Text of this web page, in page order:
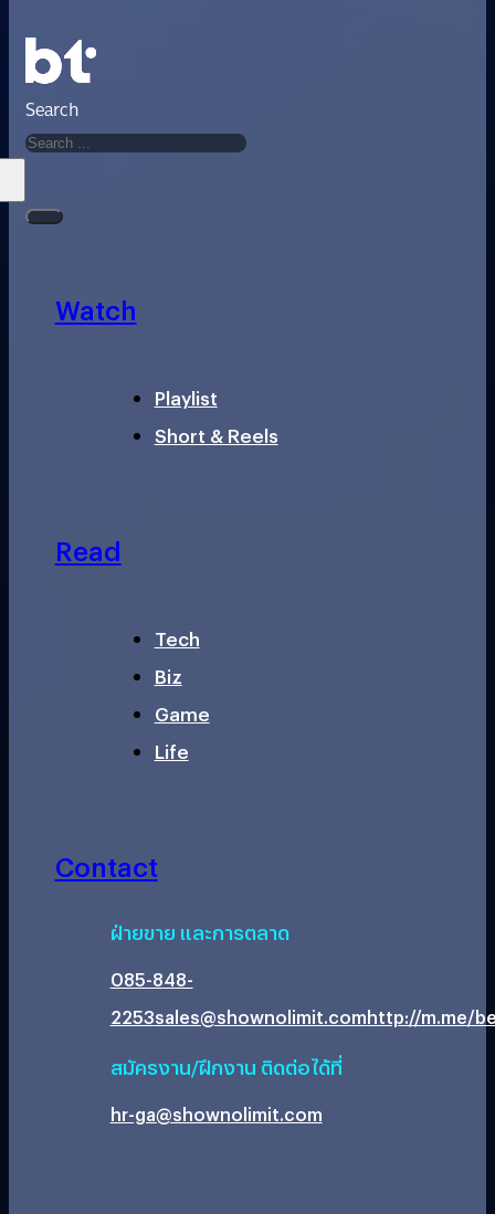
Search
Watch
Playlist
Short & Reels
Read
Tech
Biz
Game
Life
Contact
ฝ่ายขาย และการตลาด
085-848-
2253sales@shownolimit.comhttp://m.me/
สมัครงาน/ฝึกงาน ติดต่อได้ที่
hr-ga@shownolimit.com